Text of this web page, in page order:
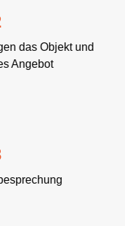
das Objekt und
Angebot